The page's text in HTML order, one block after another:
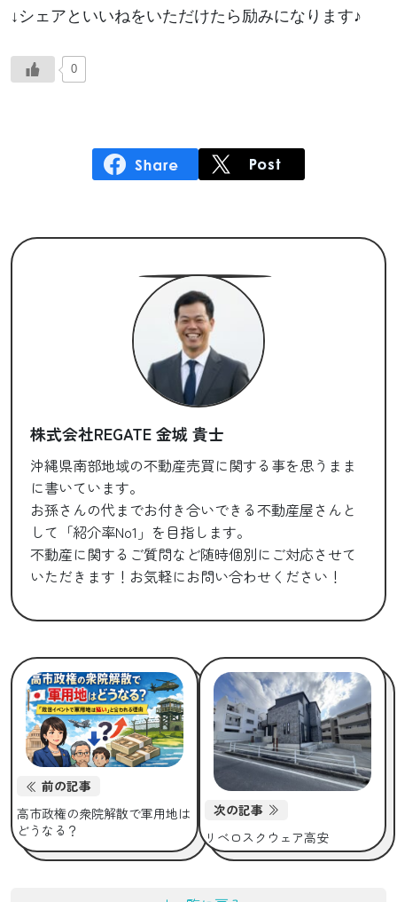
↓シェアといいねをいただけたら励みになります♪
0
株式会社REGATE 金城 貴士
沖縄県南部地域の不動産売買に関する事を思うまま
に書いています。
お孫さんの代までお付き合いできる不動産屋さんと
して「紹介率No1」を目指します。
不動産に関するご質問など随時個別にご対応させて
いただきます！お気軽にお問い合わせください！
前の記事
高市政権の衆院解散で軍用地は
どうなる？
次の記事
リベロスクウェア高安